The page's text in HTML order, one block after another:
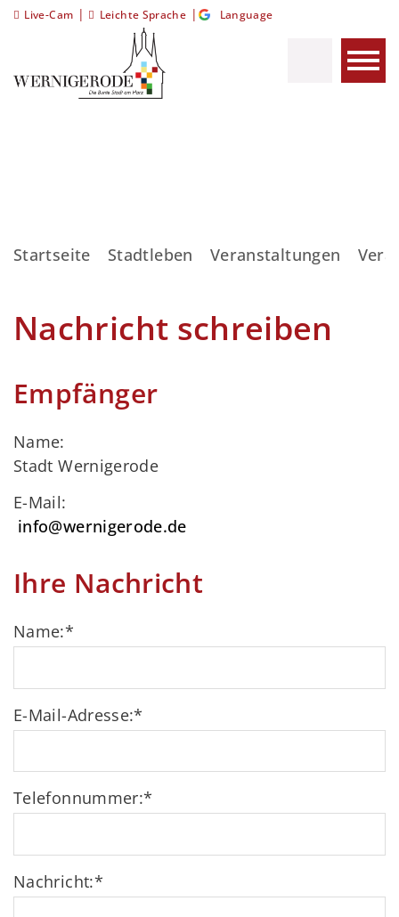
Live-Cam | Leichte Sprache | Language
Startseite Stadtleben Veranstaltungen
Nachricht schreiben
Empfänger
Name:
Stadt Wernigerode
E-Mail:
info@wernigerode.de
Ihre Nachricht
Name:*
E-Mail-Adresse:*
Telefonnummer:*
Nachricht:*